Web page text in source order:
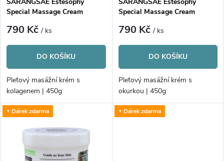
p
r
o
d
u
p
r
o
d
u
Special Massage Cream
790 Kč/ ks
DO KOŠÍKU
Pleťový masážní krém s
kolagenem | 450g
Special Massage Cream
790 Kč/ ks
DO KOŠÍKU
Pleťový masážní krém s
okurkou | 450g
+ Dárek zdarma + Dárek zdarma